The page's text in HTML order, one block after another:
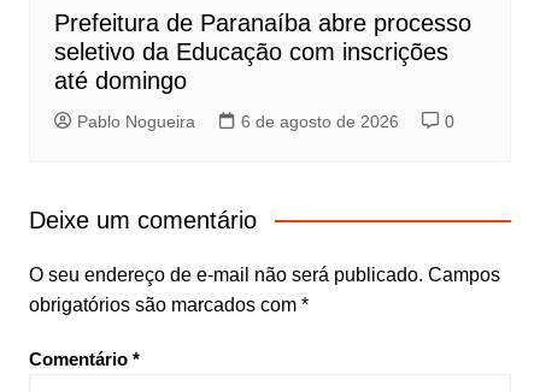
Prefeitura de Paranaíba abre processo
seletivo da Educação com inscrições
até domingo
Pablo Nogueira 6 de agosto de 2026 0
Deixe um comentário
O seu endereço de e-mail não será publicado. Campos
obrigatórios são marcados com *
Comentário *